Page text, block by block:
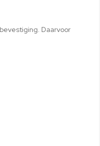
Daarvoor